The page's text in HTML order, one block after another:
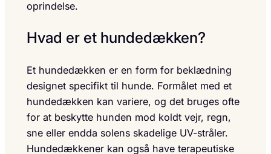
oprindelse.
Hvad er et hundedækken?
Et hundedækken er en form for beklædning
designet specifikt til hunde. Formålet med et
hundedækken kan variere, og det bruges ofte
for at beskytte hunden mod koldt vejr, regn,
sne eller endda solens skadelige UV-stråler.
Hundedækkener kan også have terapeutiske